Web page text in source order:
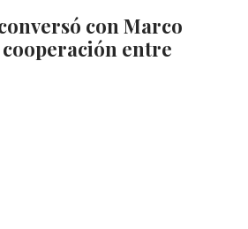
con Marco
entre